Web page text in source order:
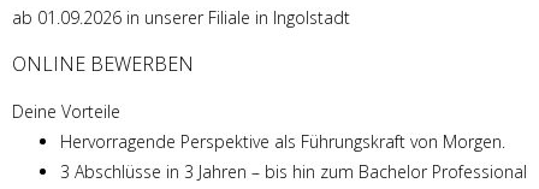
ab 01.09.2026 in unserer Filiale in Ingolstadt
ONLINE BEWERBEN
Deine Vorteile
Hervorragende Perspektive als Führungskraft von Morgen.
3 Abschlüsse in 3 Jahren – bis hin zum Bachelor Professional